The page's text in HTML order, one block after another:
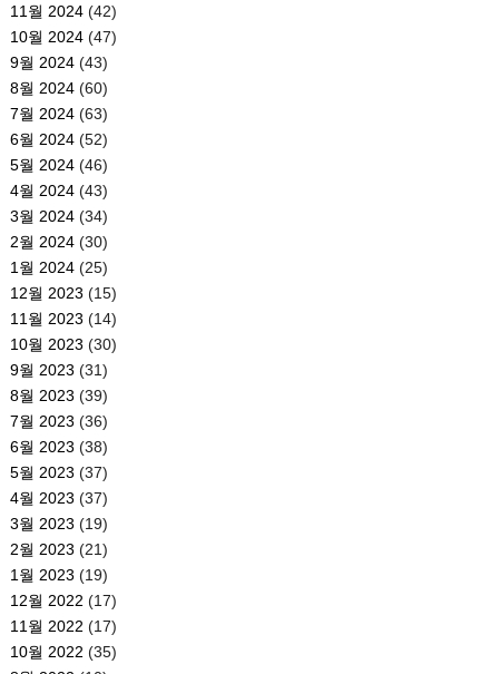
11월 2024(42)
10월 2024(47)
9월 2024(43)
8월 2024(60)
7월 2024(63)
6월 2024(52)
5월 2024(46)
4월 2024(43)
3월 2024(34)
2월 2024(30)
1월 2024(25)
12월 2023 (15)
11월 2023 (14)
10월 2023 (30)
9월 2023 (31)
8월 2023 (39)
7월 2023 (36)
6월 2023 (38)
5월 2023 (37)
4월 2023 (37)
3월 2023 (19)
2월 2023 (21)
1월 2023 (19)
12월 2022 (17)
11월 2022 (17)
10월 2022 (35)